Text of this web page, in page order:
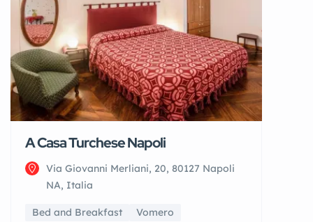
A Casa Turchese Napoli
Via Giovanni Merliani, 20, 80127 Napoli
NA, Italia
Bed and Breakfast Vomero